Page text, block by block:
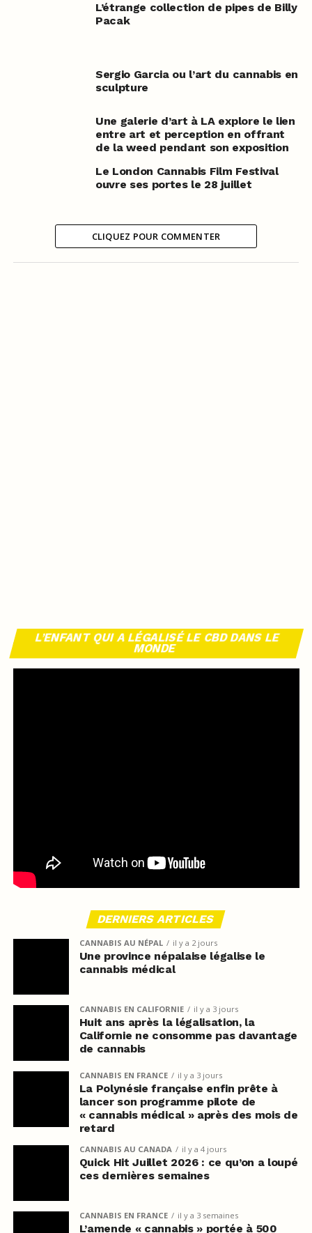
L’étrange collection de pipes de Billy
Pacak
Sergio Garcia ou l’art du cannabis en
sculpture
Une galerie d’art à LA explore le lien
entre art et perception en offrant
de la weed pendant son exposition
Le London Cannabis Film Festival
ouvre ses portes le 28 juillet
CLIQUEZ POUR COMMENTER
L’ENFANT QUI A LÉGALISÉ LE CBD DANS LE
MONDE
DERNIERS ARTICLES
CANNABIS AU NÉPAL il y a 2 jours
Une province népalaise légalise le
cannabis médical
CANNABIS EN CALIFORNIE il y a 3 jours
Huit ans après la légalisation, la
Californie ne consomme pas davantage
de cannabis
CANNABIS EN FRANCE il y a 3 jours
La Polynésie française enfin prête à
lancer son programme pilote de
« cannabis médical » après des mois de
retard
CANNABIS AU CANADA il y a 4 jours
Quick Hit Juillet 2026 : ce qu’on a loupé
ces dernières semaines
CANNABIS EN FRANCE il y a 3 semaines
L’amende « cannabis » portée à 500